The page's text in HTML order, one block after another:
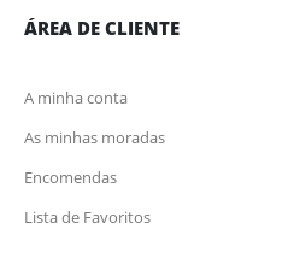
ÁREA DE CLIENTE
A minha conta
As minhas moradas
Encomendas
Lista de Favoritos